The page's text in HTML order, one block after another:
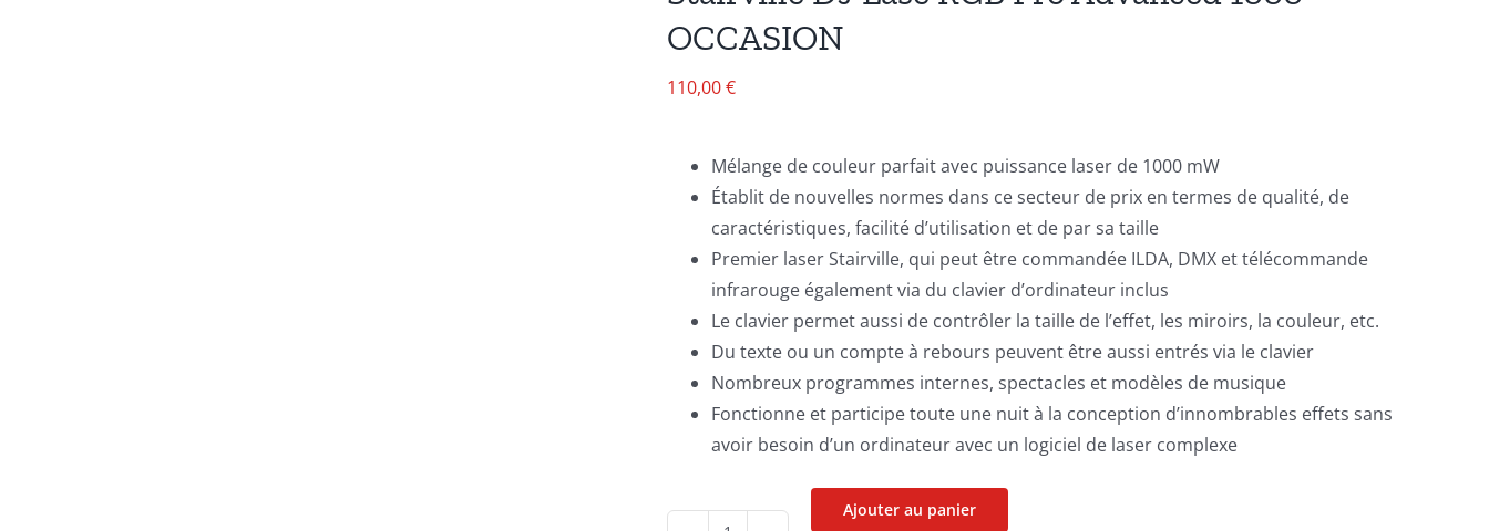
OCCASION
110,00€
Mélange de couleur parfait avec puissance laser de 1000 mW
Établit de nouvelles normes dans ce secteur de prix en termes de qualité, de
caractéristiques, facilité d’utilisation et de par sa taille
Premier laser Stairville, qui peut être commandée ILDA, DMX et télécommande
infrarouge également via du clavier d’ordinateur inclus
Le clavier permet aussi de contrôler la taille de l’effet, les miroirs, la couleur, etc.
Du texte ou un compte à rebours peuvent être aussi entrés via le clavier
Nombreux programmes internes, spectacles et modèles de musique
Fonctionne et participe toute une nuit à la conception d’innombrables effets sans
avoir besoin d’un ordinateur avec un logiciel de laser complexe
Ajouter au panier